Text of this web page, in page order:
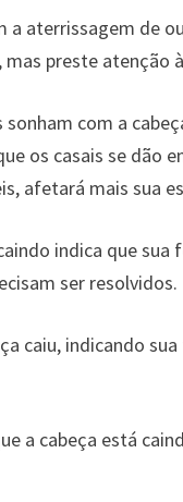
a aterrissagem de
preste atenção
com a
os casais se dão
afetará mais sua
indica que
ser
caiu, indicando
a cabeça está